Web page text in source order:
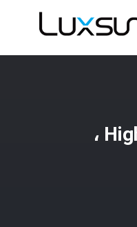
مصباح LED عملي مقاوم لتسرب الماء Highbay ،